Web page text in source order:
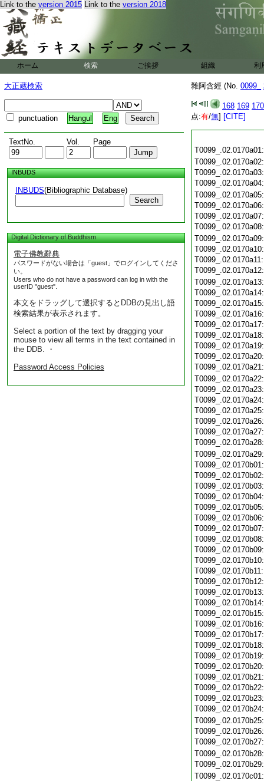
Link to the version 2015 Link to the version 2018
ホーム 検索 ご挨拶 組織 利
大正蔵検索
punctuation Hangul Eng
TextNo. Vol. Page
INBUDS
INBUDS(Bibliographic Database)
Search
Digital Dictionary of Buddhism
電子佛教辭典
パスワードがない場合は「guest」でログインしてくださ
い。
Users who do not have a password can log in with the
userID "guest".
本文をドラッグして選択するとDDBの見出し語
検索結果が表示されます。
Select a portion of the text by dragging your
mouse to view all terms in the text contained in
the DDB. ・
Password Access Policies
雜阿含經 (No. 0099_
168 169 170
点:有/無] [CITE]